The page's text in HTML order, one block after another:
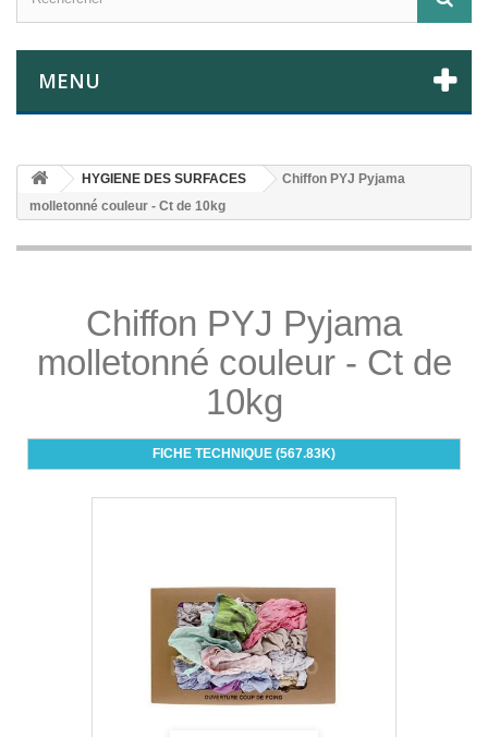
MENU
HYGIENE DES SURFACES
Chiffon PYJ Pyjama
molletonné couleur - Ct de 10kg
Chiffon PYJ Pyjama
molletonné couleur - Ct de
10kg
FICHE TECHNIQUE (567.83K)